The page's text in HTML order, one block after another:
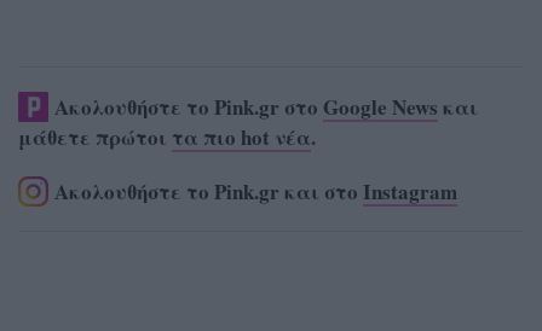
Ακολουθήστε το Pink.gr στο Google News και
μάθετε πρώτοι τα πιο hot νέα.
Ακολουθήστε το Pink.gr και στο Instagram